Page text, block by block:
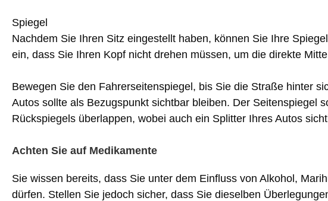
Spiegel
Nachdem Sie Ihren Sitz eingestellt haben, können Sie Ihre
ein, dass Sie Ihren Kopf nicht drehen müssen, um die direkte
Bewegen Sie den Fahrerseitenspiegel, bis Sie die Straße hinter
Autos sollte als Bezugspunkt sichtbar bleiben. Der Seitenspiegel
Rückspiegels überlappen, wobei auch ein Splitter Ihres Autos
Achten Sie auf Medikamente
Sie wissen bereits, dass Sie unter dem Einfluss von Alkohol,
dürfen. Stellen Sie jedoch sicher, dass Sie dieselben